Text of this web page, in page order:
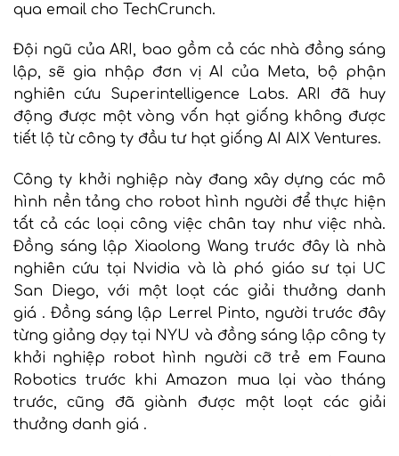
qua email cho TechCrunch.
Đội ngũ của ARI, bao gồm cả các nhà đồng sáng
lập, sẽ gia nhập đơn vị AI của Meta, bộ phận
nghiên cứu Superintelligence Labs. ARI đã huy
động được một vòng vốn hạt giống không được
tiết lộ từ công ty đầu tư hạt giống AI AIX Ventures.
Công ty khởi nghiệp này đang xây dựng các mô
hình nền tảng cho robot hình người để thực hiện
tất cả các loại công việc chân tay như việc nhà.
Đồng sáng lập Xiaolong Wang trước đây là nhà
nghiên cứu tại Nvidia và là phó giáo sư tại UC
San Diego, với một loạt các giải thưởng danh
giá . Đồng sáng lập Lerrel Pinto, người trước đây
từng giảng dạy tại NYU và đồng sáng lập công ty
khởi nghiệp robot hình người cỡ trẻ em Fauna
Robotics trước khi Amazon mua lại vào tháng
trước, cũng đã giành được mộtloạt các giải
thưởng danh giá .